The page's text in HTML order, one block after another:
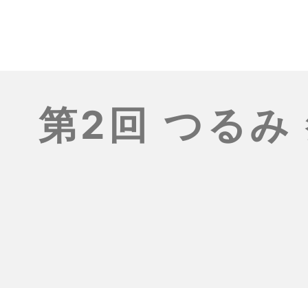
第2回 つる